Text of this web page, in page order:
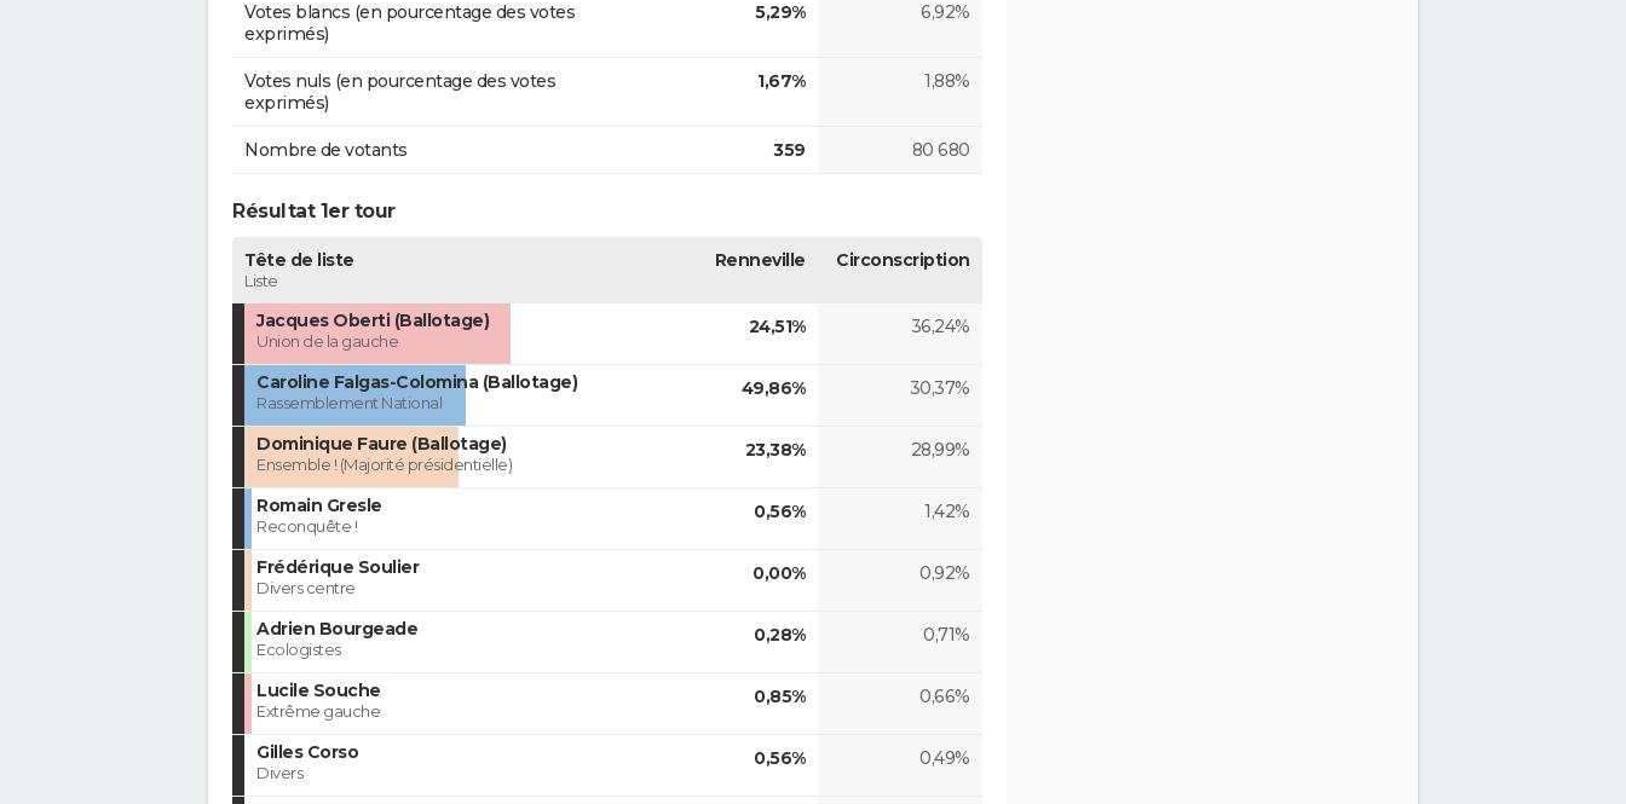
Votes blancs (en pourcentage des votes
exprimés)
5,29% 6,92%
Votes nuls (en pourcentage des votes
exprimés)
1,67% 1,88%
Nombre de votants 359 80 680
Résultat 1er tour
Tête de liste
Liste
Renneville Circonscription
Jacques Oberti (Ballotage)
Union de la gauche
24,51% 36,24%
Caroline Falgas-Colomina (Ballotage)
Rassemblement National
49,86% 30,37%
Dominique Faure (Ballotage)
Ensemble ! (Majorité présidentielle)
23,38% 28,99%
Romain Gresle
Reconquête !
0,56% 1,42%
Frédérique Soulier
Divers centre
0,00% 0,92%
Adrien Bourgeade
Ecologistes
0,28% 0,71%
Lucile Souche
Extrême gauche
0,85% 0,66%
Gilles Corso
Divers
0,56% 0,49%